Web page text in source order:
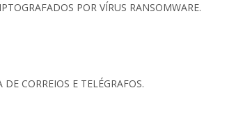
POR VÍRUS RANSOMWARE.
CORREIOS E TELÉGRAFOS.